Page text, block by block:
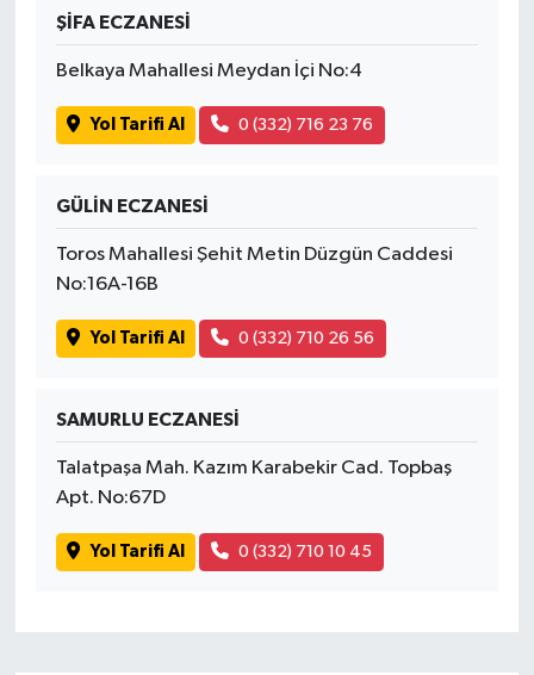
ŞİFA ECZANESİ
Belkaya Mahallesi Meydan İçi No:4
Yol Tarifi Al 0 (332) 716 23 76
GÜLİN ECZANESİ
Toros Mahallesi Şehit Metin Düzgün Caddesi
No:16A-16B
Yol Tarifi Al 0 (332) 710 26 56
SAMURLU ECZANESİ
Talatpaşa Mah. Kazım Karabekir Cad. Topbaş
Apt. No:67D
Yol Tarifi Al 0 (332) 710 10 45